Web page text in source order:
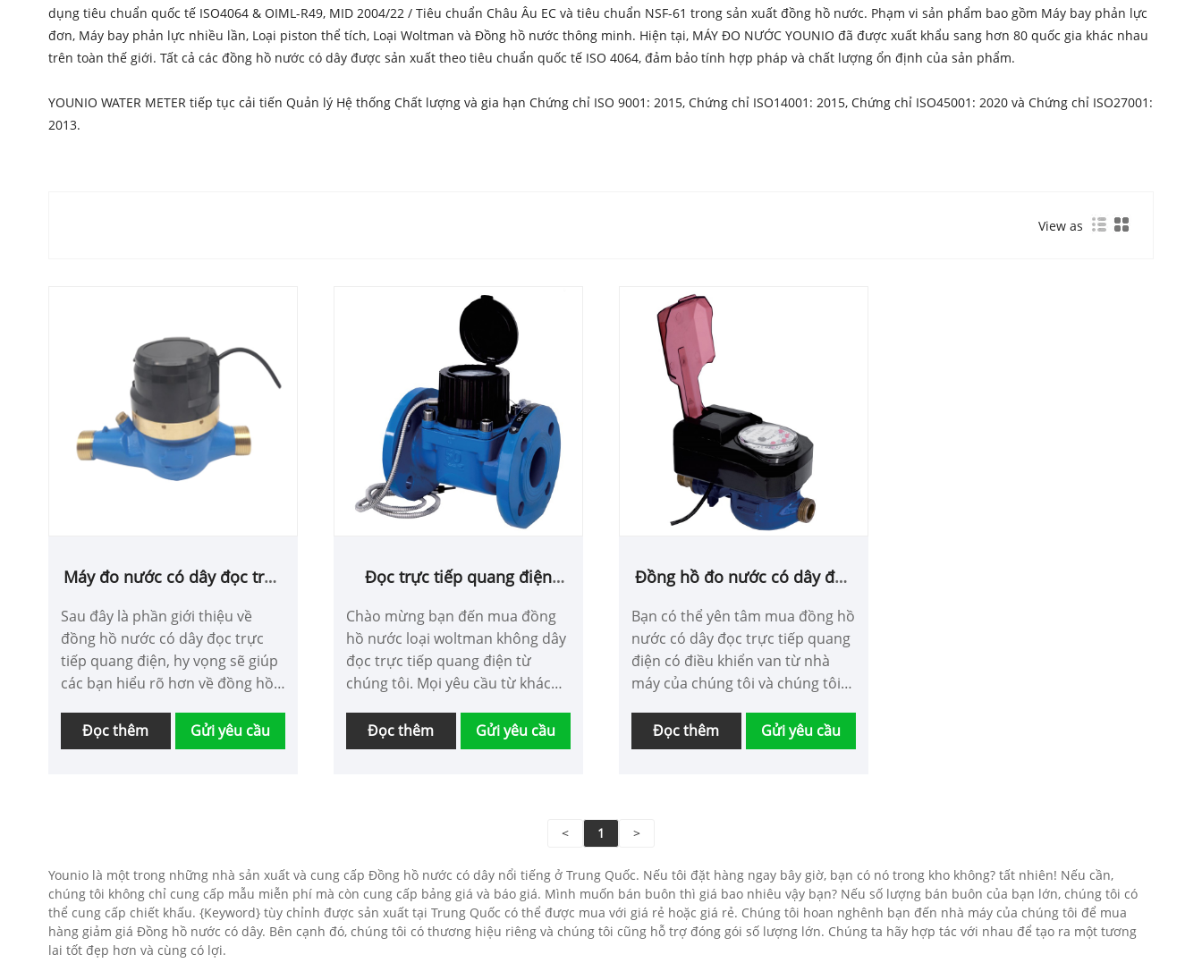
dụng tiêu chuẩn quốc tế ISO4064 & OIML-R49, MID 2004/22 / Tiêu chuẩn Châu Âu EC và tiêu chuẩn NSF-61 trong sản xuất đồng hồ nước. Phạm vi sản phẩm bao gồm Máy bay phản lực
đơn, Máy bay phản lực nhiều lần, Loại piston thể tích, Loại Woltman và Đồng hồ nước thông minh. Hiện tại, MÁY ĐO NƯỚC YOUNIO đã được xuất khẩu sang hơn 80 quốc gia khác nhau
trên toàn thế giới. Tất cả các đồng hồ nước có dây được sản xuất theo tiêu chuẩn quốc tế ISO 4064, đảm bảo tính hợp pháp và chất lượng ổn định của sản phẩm.
YOUNIO WATER METER tiếp tục cải tiến Quản lý Hệ thống Chất lượng và gia hạn Chứng chỉ ISO 9001: 2015, Chứng chỉ ISO14001: 2015, Chứng chỉ ISO45001: 2020 và Chứng chỉ ISO27001:
2013.
View as
Máy đo nước có dây đọc trực
Sau đây là phần giới thiệu về
đồng hồ nước có dây đọc trực
tiếp quang điện, hy vọng sẽ giúp
các bạn hiểu rõ hơn về đồng hồ
Chào mừng các khách hàng mới
và cũ tiếp tục hợp tác với chúng
Đọc thêm Gửi yêu cầu
Đọc trực tiếp quang điện
không dây
Chào mừng bạn đến mua đồng
hồ nước loại woltman không dây
đọc trực tiếp quang điện từ
chúng tôi. Mọi yêu cầu từ khách
24 giờ.
Đọc thêm Gửi yêu cầu
Đồng hồ đo nước có dây đọc
khiển van
Bạn có thể yên tâm mua đồng hồ
nước có dây đọc trực tiếp quang
điện có điều khiển van từ nhà
máy của chúng tôi và chúng tôi
bán hàng tốt nhất và giao hàng
kịp thời.
Đọc thêm Gửi yêu cầu
< 1 >
Younio là một trong những nhà sản xuất và cung cấp Đồng hồ nước có dây nổi tiếng ở Trung Quốc. Nếu tôi đặt hàng ngay bây giờ, bạn có nó trong kho không? tất nhiên! Nếu cần,
chúng tôi không chỉ cung cấp mẫu miễn phí mà còn cung cấp bảng giá và báo giá. Mình muốn bán buôn thì giá bao nhiêu vậy bạn? Nếu số lượng bán buôn của bạn lớn, chúng tôi có
thể cung cấp chiết khấu. {Keyword} tùy chỉnh được sản xuất tại Trung Quốc có thể được mua với giá rẻ hoặc giá rẻ. Chúng tôi hoan nghênh bạn đến nhà máy của chúng tôi để mua
hàng giảm giá Đồng hồ nước có dây. Bên cạnh đó, chúng tôi có thương hiệu riêng và chúng tôi cũng hỗ trợ đóng gói số lượng lớn. Chúng ta hãy hợp tác với nhau để tạo ra một tương
lai tốt đẹp hơn và cùng có lợi.